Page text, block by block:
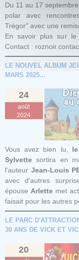
Du 11 au 17
polar avec
Trégor" avec une
En savoir plus sur
Contact :
LE NOUVEL ALBUM
MARS 2025...
24
août
2024
Vous avez bien lu,
Sylvette sortira en
l'auteur Jean-Louis
avec d'autres
épouse Arlette met
faisait pour les autres
LE PARC
30 ANS DE VICK ET
20